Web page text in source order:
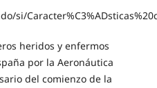
si/
heridos y enfermos
por la Aeronáutica
del comienzo de la